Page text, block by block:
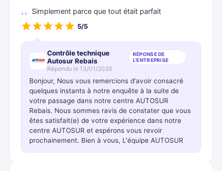
Simplement parce que tout était parfait
5/5
Contrôle technique
Autosur Rebais
RÉPONSE DE
L'ENTREPRISE
Répondu le 13/01/2026
Bonjour, Nous vous remercions d'avoir consacré
quelques instants à notre enquête à la suite de
votre passage dans notre centre AUTOSUR
Rebais. Nous sommes ravis de constater que vous
êtes satisfait(e) de votre expérience dans notre
centre AUTOSUR et espérons vous revoir
prochainement. Bien à vous, L'équipe AUTOSUR